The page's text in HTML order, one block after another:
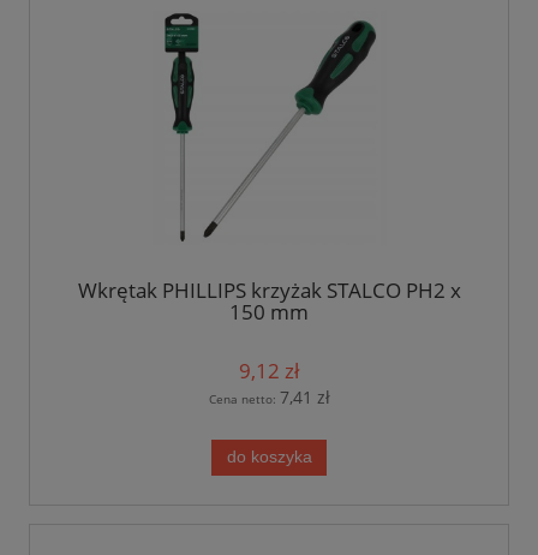
Wkrętak PHILLIPS krzyżak STALCO PH2 x
150 mm
9,12 zł
Cena netto: 7,41 zł
do koszyka